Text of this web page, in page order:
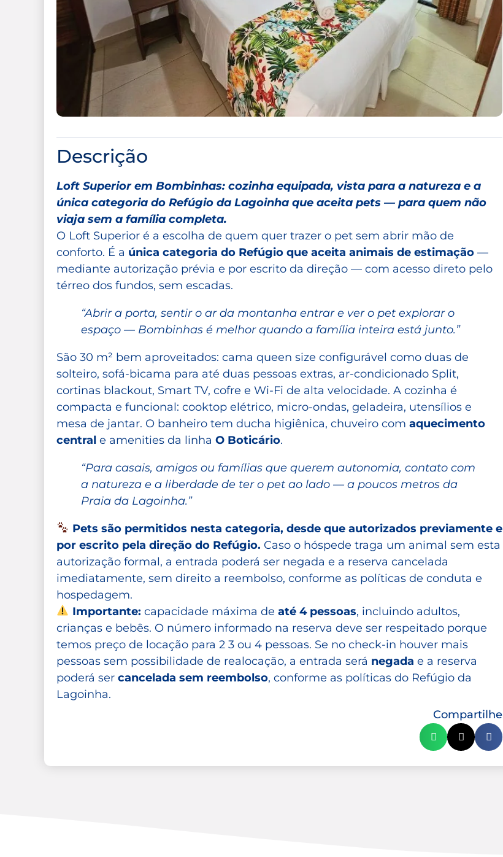
Descrição
Loft Superior em Bombinhas: cozinha equipada, vista para a natureza e a
única categoria do Refúgio da Lagoinha que aceita pets — para quem não
viaja sem a família completa.
O Loft Superior é a escolha de quem quer trazer o pet sem abrir mão de
conforto. É a única categoria do Refúgio que aceita animais de estimação —
mediante autorização prévia e por escrito da direção — com acesso direto pelo
térreo dos fundos, sem escadas.
“Abrir a porta, sentir o ar da montanha entrar e ver o pet explorar o
espaço — Bombinhas é melhor quando a família inteira está junto.”
São 30 m² bem aproveitados: cama queen size configurável como duas de
solteiro, sofá-bicama para até duas pessoas extras, ar-condicionado Split,
cortinas blackout, Smart TV, cofre e Wi-Fi de alta velocidade. A cozinha é
compacta e funcional: cooktop elétrico, micro-ondas, geladeira, utensílios e
mesa de jantar. O banheiro tem ducha higiênica, chuveiro com aquecimento
central e amenities da linha O Boticário.
“Para casais, amigos ou famílias que querem autonomia, contato com
a natureza e a liberdade de ter o pet ao lado — a poucos metros da
Praia da Lagoinha.”
Pets são permitidos nesta categoria, desde que autorizados previamente e
por escrito pela direção do Refúgio. Caso o hóspede traga um animal sem esta
autorização formal, a entrada poderá ser negada e a reserva cancelada
imediatamente, sem direito a reembolso, conforme as políticas de conduta e
hospedagem.
Importante: capacidade máxima de até 4 pessoas, incluindo adultos,
crianças e bebês. O número informado na reserva deve ser respeitado porque
temos preço de locação para 2 3 ou 4 pessoas. Se no check-in houver mais
pessoas sem possibilidade de realocação, a entrada será negada e a reserva
poderá ser cancelada sem reembolso, conforme as políticas do Refúgio da
Lagoinha.
Compartilhe